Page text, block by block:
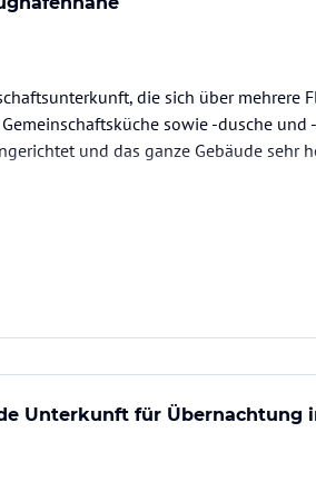
die sich über mehrere
sowie -dusche und
und das ganze Gebäude sehr
befindet sich in der Nähe.
Unterkunft für Übernachtung